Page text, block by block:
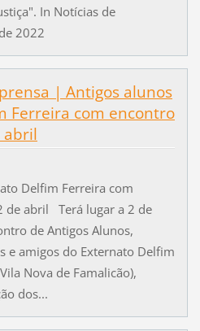
In Notícias de
2022
| Antigos alunos
Ferreira com encontro
abril
Delfim Ferreira com
de abril Terá lugar a 2 de
de Antigos Alunos,
e amigos do Externato Delfim
Nova de Famalicão),
dos...